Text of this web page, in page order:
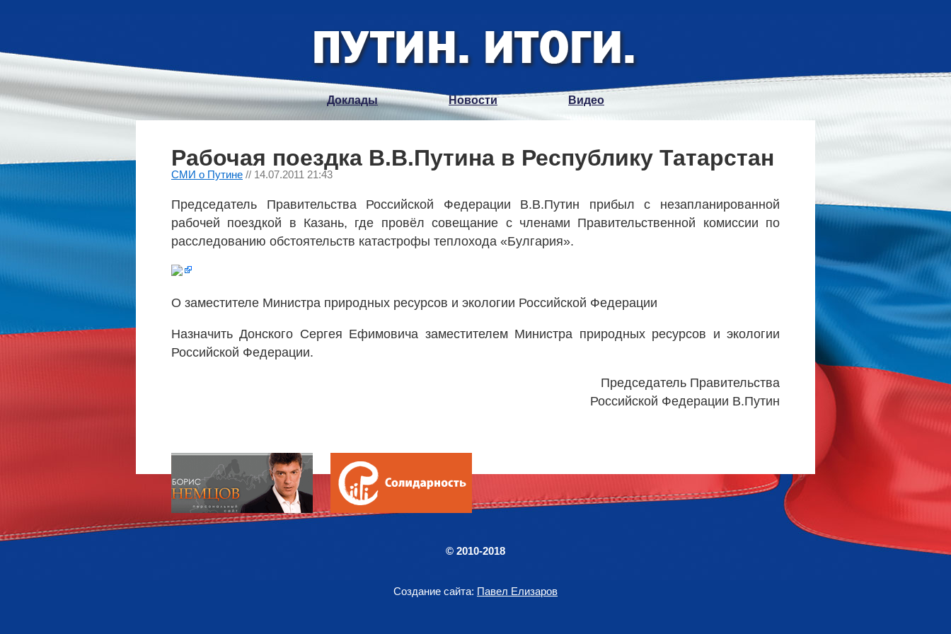
Доклады Новости Видео
Рабочая поездка В.В.Путина в Республику Татарстан
СМИ о Путине // 14.07.2011 21:43
Председатель Правительства Российской Федерации В.В.Путин прибыл с незапланированной
рабочей поездкой в Казань, где провёл совещание с членами Правительственной комиссии по
расследованию обстоятельств катастрофы теплохода «Булгария».
О заместителе Министра природных ресурсов и экологии Российской Федерации
Назначить Донского Сергея Ефимовича заместителем Министра природных ресурсов и экологии
Российской Федерации.
Председатель Правительства
Российской Федерации В.Путин
© 2010-2018
Создание сайта: Павел Елизаров